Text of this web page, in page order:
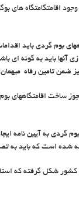
اقامتگامتگاه های
بوم گردی باید
آنها باید به گونه
تامین رفاه
ساخت اقامتگاههای
گردی به آیین نامه
شده است که باید به